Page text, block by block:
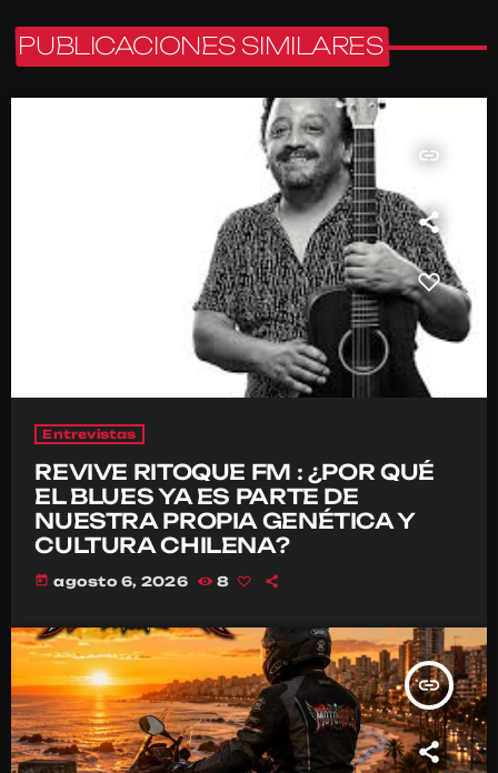
PUBLICACIONES SIMILARES
insert_link
Entrevistas
REVIVE RITOQUE FM : ¿POR QUÉ
EL BLUES YA ES PARTE DE
NUESTRA PROPIA GENÉTICA Y
CULTURA CHILENA?
today agosto 6, 2026 8
insert_link